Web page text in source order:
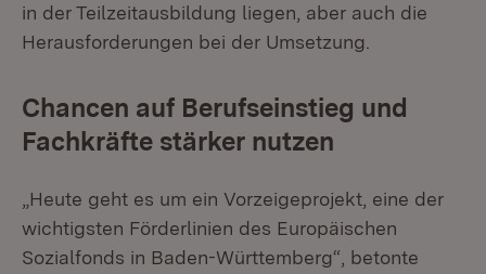
in der Teilzeitausbildung liegen, aber auch die
Herausforderungen bei der Umsetzung.
Chancen auf Berufseinstieg und
Fachkräfte stärker nutzen
„Heute geht es um ein Vorzeigeprojekt, eine der
wichtigsten Förderlinien des Europäischen
Sozialfonds in Baden-Württemberg“, betonte